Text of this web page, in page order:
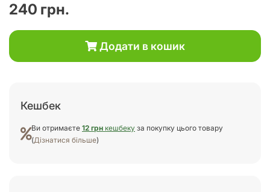
240 грн.
Додати в кошик
Кешбек
Ви отримаєте 12 грн кешбеку за покупку цього товару
(Дізнатися більше)